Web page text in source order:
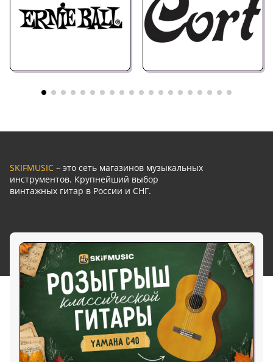
SKIFMUSIC – это сеть магазинов музыкальных
инструментов. Крупнейший выбор
винтажных гитар в России и СНГ.